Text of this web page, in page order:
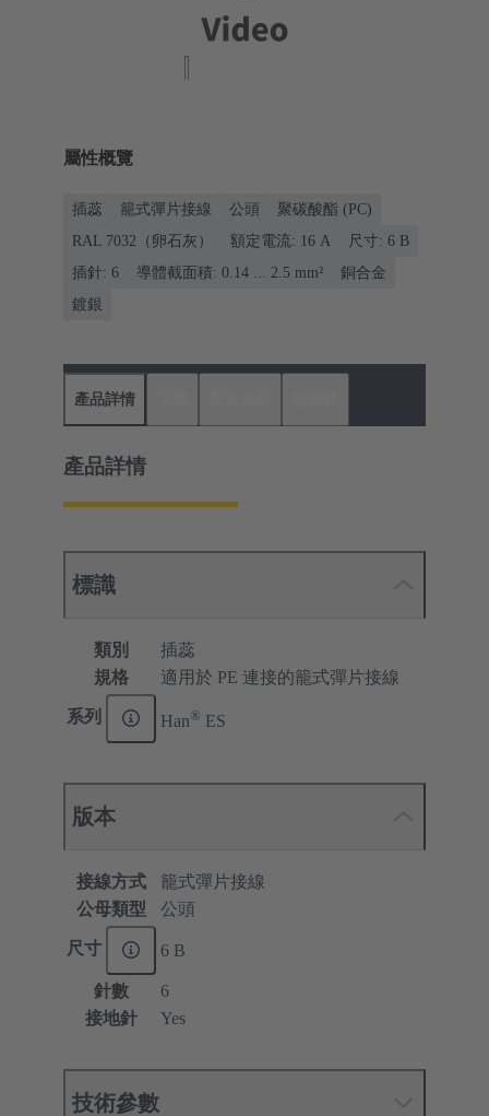
屬性概覽
插蕊 籠式彈片接線 公頭
聚碳酸酯 (PC)
RAL 7032（卵石灰）
額定電流: ‌16 A
尺寸: 6 B
插針: 6
導體截面積: 0.14 ... 2.5 mm²
銅合金
鍍銀
產品詳情
產品詳情
標識
類別
插蕊
規格
適用於 PE 連接的籠式彈片接線
系列 Han® ES
版本
接線方式
籠式彈片接線
公母類型
公頭
尺寸 6 B
針數
6
接地針
Yes
技術參數